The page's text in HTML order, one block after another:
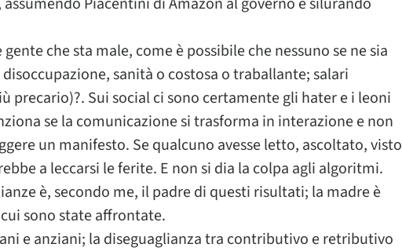
gente che sta male, come è possibile che nessuno se ne sia
sanità o costosa o traballante; salari
precario)?. Sui social ci sono certamente gli hater e i leoni
se la comunicazione si trasforma in interazione e non
un manifesto. Se qualcuno avesse letto, ascoltato, visto
a leccarsi le ferite. E non si dia la colpa agli algoritmi.
è, secondo me, il padre di questi risultati; la madre è
sono state affrontate.
e anziani; la diseguaglianza tra contributivo e retributivo